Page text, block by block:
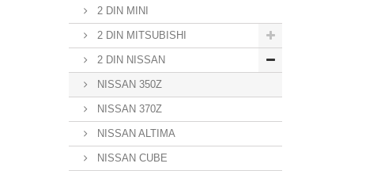
2 DIN MINI
2 DIN MITSUBISHI
2 DIN NISSAN
NISSAN 350Z
NISSAN 370Z
NISSAN ALTIMA
NISSAN CUBE